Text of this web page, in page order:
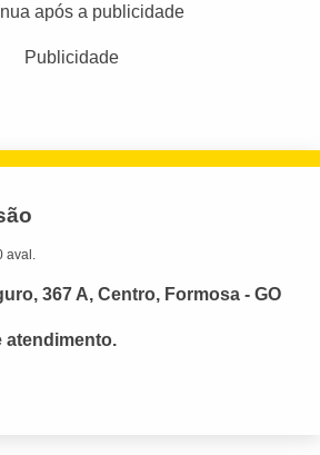
após a publicidade
Publicidade
aval.
367 A, Centro, Formosa - GO
atendimento.